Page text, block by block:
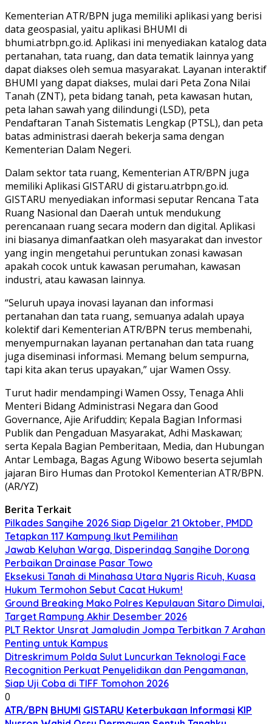
Kementerian ATR/BPN juga memiliki aplikasi yang berisi
data geospasial, yaitu aplikasi BHUMI di
bhumi.atrbpn.go.id. Aplikasi ini menyediakan katalog data
pertanahan, tata ruang, dan data tematik lainnya yang
dapat diakses oleh semua masyarakat. Layanan interaktif
BHUMI yang dapat diakses, mulai dari Peta Zona Nilai
Tanah (ZNT), peta bidang tanah, peta kawasan hutan,
peta lahan sawah yang dilindungi (LSD), peta
Pendaftaran Tanah Sistematis Lengkap (PTSL), dan peta
batas administrasi daerah bekerja sama dengan
Kementerian Dalam Negeri.
Dalam sektor tata ruang, Kementerian ATR/BPN juga
memiliki Aplikasi GISTARU di gistaru.atrbpn.go.id.
GISTARU menyediakan informasi seputar Rencana Tata
Ruang Nasional dan Daerah untuk mendukung
perencanaan ruang secara modern dan digital. Aplikasi
ini biasanya dimanfaatkan oleh masyarakat dan investor
yang ingin mengetahui peruntukan zonasi kawasan
apakah cocok untuk kawasan perumahan, kawasan
industri, atau kawasan lainnya.
“Seluruh upaya inovasi layanan dan informasi
pertanahan dan tata ruang, semuanya adalah upaya
kolektif dari Kementerian ATR/BPN terus membenahi,
menyempurnakan layanan pertanahan dan tata ruang
juga diseminasi informasi. Memang belum sempurna,
tapi kita akan terus upayakan,” ujar Wamen Ossy.
Turut hadir mendampingi Wamen Ossy, Tenaga Ahli
Menteri Bidang Administrasi Negara dan Good
Governance, Ajie Arifuddin; Kepala Bagian Informasi
Publik dan Pengaduan Masyarakat, Adhi Maskawan;
serta Kepala Bagian Pemberitaan, Media, dan Hubungan
Antar Lembaga, Bagas Agung Wibowo beserta sejumlah
jajaran Biro Humas dan Protokol Kementerian ATR/BPN.
(AR/YZ)
Berita Terkait
Pilkades Sangihe 2026 Siap Digelar 21 Oktober, PMDD
Tetapkan 117 Kampung Ikut Pemilihan
Jawab Keluhan Warga, Disperindag Sangihe Dorong
Perbaikan Drainase Pasar Towo
Eksekusi Tanah di Minahasa Utara Nyaris Ricuh, Kuasa
Hukum Termohon Sebut Cacat Hukum!
Ground Breaking Mako Polres Kepulauan Sitaro Dimulai,
Target Rampung Akhir Desember 2026
​PLT Rektor Unsrat Jamaludin Jompa Terbitkan 7 Arahan
Penting untuk Kampus
Ditreskrimum Polda Sulut Luncurkan Teknologi Face
Recognition Perkuat Penyelidikan dan Pengamanan,
Siap Uji Coba di TIFF Tomohon 2026
0
ATR/BPN BHUMI GISTARU Keterbukaan Informasi KIP